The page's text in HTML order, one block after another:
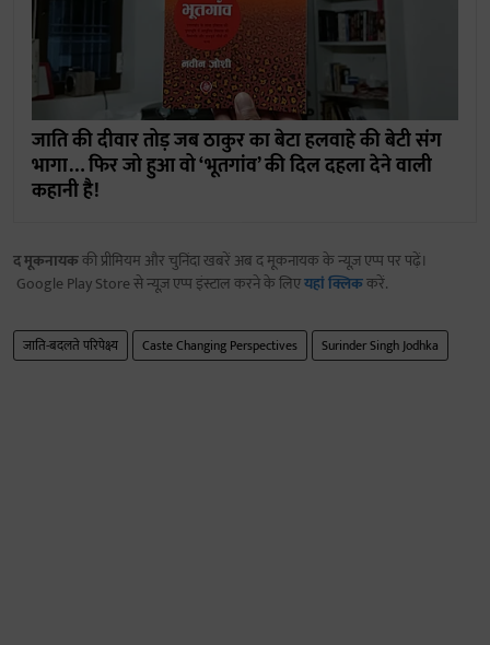
जाति की दीवार तोड़ जब ठाकुर का बेटा हलवाहे की बेटी संग
भागा… फिर जो हुआ वो ‘भूतगांव’ की दिल दहला देने वाली
कहानी है!
द मूकनायककी प्रीमियम और चुनिंदा खबरें अब द मूकनायक के न्यूज़ एप्प पर पढ़ें।
Google Play Store से न्यूज़ एप्प इंस्टाल करने के लिएयहां क्लिककरें.
जाति-बदलते परिपेक्ष्य Caste Changing Perspectives Surinder Singh Jodhka